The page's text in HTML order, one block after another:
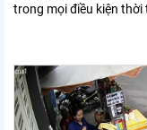
trong mọi điều kiện thời